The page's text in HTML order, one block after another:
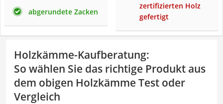
abgerundete Zacken
zertifizierten Holz
gefertigt
Holzkämme-Kaufberatung:
So wählen Sie das richtige Produkt aus
dem obigen Holzkämme Test oder
Vergleich